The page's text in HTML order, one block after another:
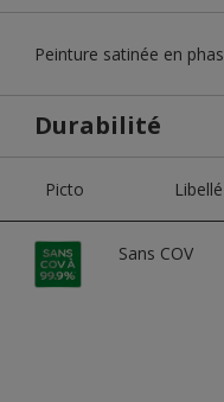
Peinture satinée en
Durabilité
Picto Libellé
Sans COV